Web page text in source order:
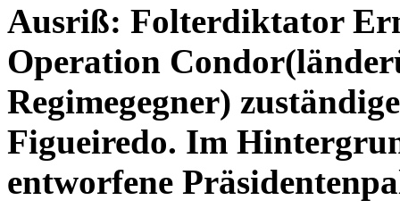
Ausriß: Folterdiktator
Operation
Regimegegner)
Figueiredo. Im
entworfene